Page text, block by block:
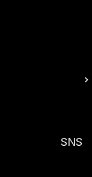
SNS